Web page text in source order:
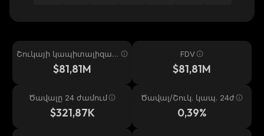
Շուկայի կապիտալիզաց
$81,81M
FDV
$81,81M
Ծավալը 24 ժամում
$321,87K
Ծավալ/Շուկ. կապ. 24ժ
0,39%